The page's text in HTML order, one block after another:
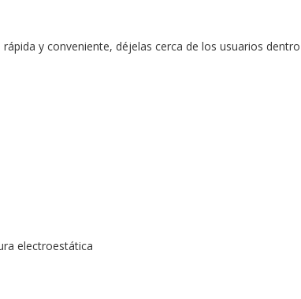
y conveniente, déjelas cerca de los usuarios
electroestática